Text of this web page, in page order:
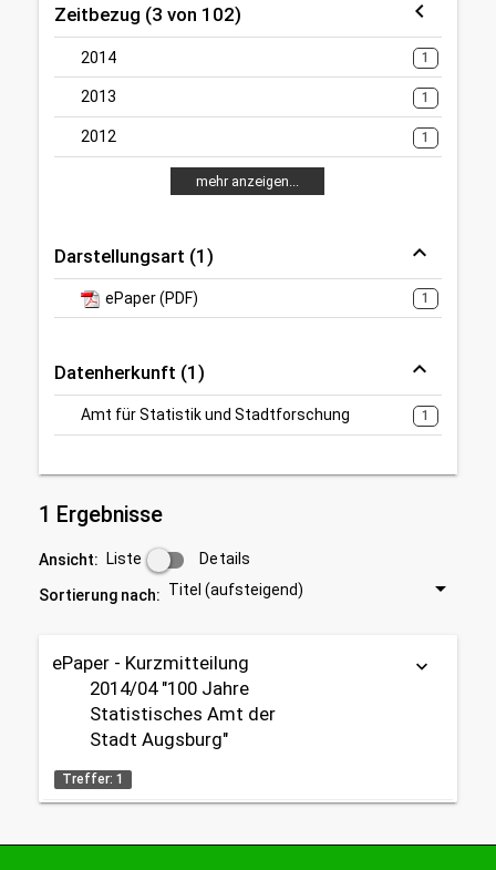
Zeitbezug (3 von 102)
2014 1
2013 1
2012 1
mehr anzeigen...
Darstellungsart (1)
ePaper (PDF) 1
Datenherkunft (1)
Amt für Statistik und Stadtforschung 1
1 Ergebnisse
Ansicht: Liste Details
Sortierung nach: Titel (aufsteigend)
ePaper - Kurzmitteilung
2014/04 "100 Jahre
Statistisches Amt der
Stadt Augsburg"
Treffer: 1
keyboard_arrow_down